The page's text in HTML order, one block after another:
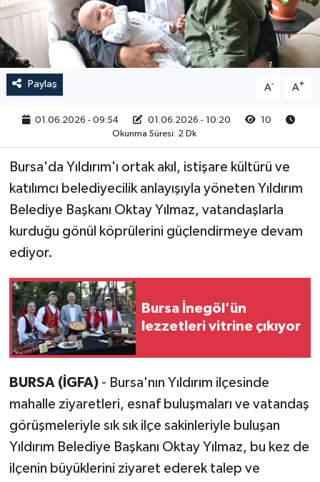
Paylaş A- A+
01.06.2026 - 09:54 01.06.2026 - 10:20
10
Okunma Süresi: 2 Dk
Bursa'da Yıldırım'ı ortak akıl, istişare kültürü ve
katılımcı belediyecilik anlayışıyla yöneten Yıldırım
Belediye Başkanı Oktay Yılmaz, vatandaşlarla
kurduğu gönül köprülerini güçlendirmeye devam
ediyor.
Bursa İnegöl'ün
lezzetleri vitrine çıkıyor
BURSA (İGFA) - Bursa'nın Yıldırım ilçesinde
mahalle ziyaretleri, esnaf buluşmaları ve vatandaş
görüşmeleriyle sık sık ilçe sakinleriyle buluşan
Yıldırım Belediye Başkanı Oktay Yılmaz, bu kez de
ilçenin büyüklerini ziyaret ederek talep ve
RESMİ İLAN